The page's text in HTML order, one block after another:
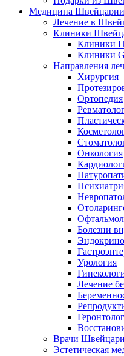
Медицина Швейцарии
Лечение в
Клиники
Клиники
Клиники
Направления
Хирургия
Ортопедия
Онкология
Болезни
Урология
Лечение
Врачи
Эстетическая